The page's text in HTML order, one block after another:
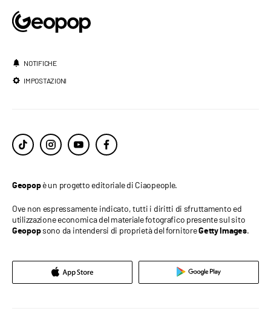
NOTIFICHE
IMPOSTAZIONI
Geopopè un progetto editoriale di Ciaopeople.
Ove non espressamente indicato, tutti i diritti di sfruttamento ed
utilizzazione economica del materiale fotografico presente sul sito
Geopopsono da intendersi di proprietà del fornitoreGetty Images.